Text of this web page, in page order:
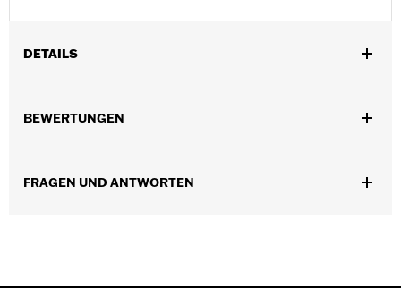
DETAILS
Springer™) und Touring Modelle ’00–’07.
Seite des Motorrads:Links oder rechts
BEWERTUNGEN
FRAGEN UND ANTWORTEN